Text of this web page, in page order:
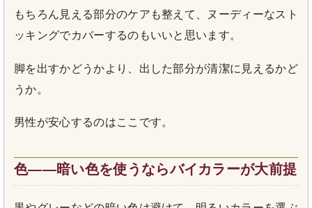
もちろん見える部分のケアも整えて、ヌーディーなスト
ッキングでカバーするのもいいと思います。
脚を出すかどうかより、出した部分が清潔に見えるかど
うか。
男性が安心するのはここです。
色――暗い色を使うならバイカラーが大前提